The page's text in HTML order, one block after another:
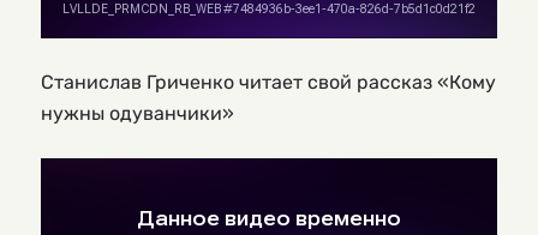
Станислав Гриченко читает свой рассказ «Кому
нужны одуванчики»